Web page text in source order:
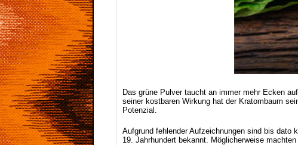
Das grüne Pulver taucht an immer mehr Ecken
seiner kostbaren Wirkung hat der Kratombaum
Potenzial.
Aufgrund fehlender Aufzeichnungen sind bis dato
19. Jahrhundert bekannt. Möglicherweise